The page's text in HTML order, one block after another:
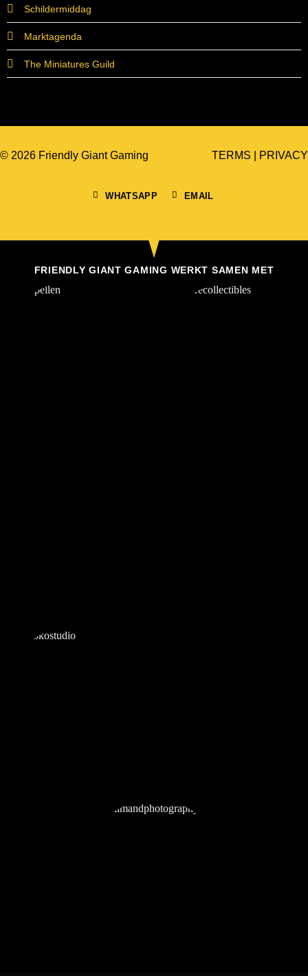
Schildermiddag
Marktagenda
The Miniatures Guild
© 2026 Friendly Giant Gaming
WHATSAPP EMAIL
TERMS PRIVACY
FRIENDLY GIANT GAMING WERKT SAMEN MET